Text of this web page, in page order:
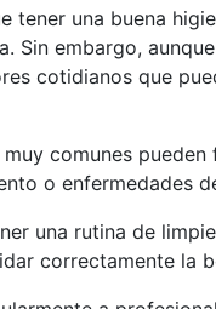
tener una buena
Sin embargo,
cotidianos que
comunes
o enfermedades
una rutina de
correctamente la